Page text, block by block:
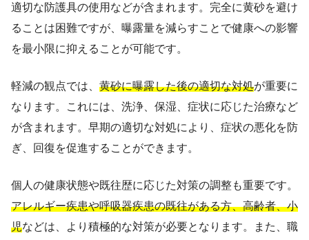
適切な防護具の使用などが含まれます。完全に黄砂を避け
ることは困難ですが、曝露量を減らすことで健康への影響
を最小限に抑えることが可能です。
軽減の観点では、 黄砂に曝露した後の適切な対処が重要に
なります。これには、洗浄、保湿、症状に応じた治療など
が含まれます。早期の適切な対処により、症状の悪化を防
ぎ、回復を促進することができます。
個人の健康状態や既往歴に応じた対策の調整も重要です。
アレルギー疾患や呼吸器疾患の既往がある方、高齢者、小
児などは、より積極的な対策が必要となります。また、職